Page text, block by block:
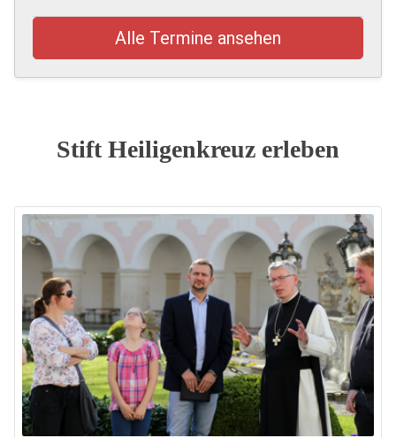
Alle Termine ansehen
Stift Heiligenkreuz erleben